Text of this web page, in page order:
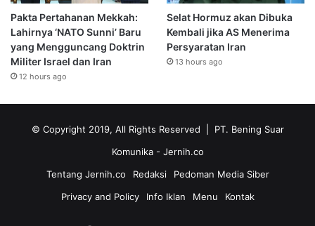
Pakta Pertahanan Mekkah:
Lahirnya ‘NATO Sunni’ Baru
yang Mengguncang Doktrin
Militer Israel dan Iran
12 hours ago
Selat Hormuz akan Dibuka
Kembali jika AS Menerima
Persyaratan Iran
13 hours ago
© Copyright 2019, All Rights Reserved | PT. Bening Suar
Komunika - Jernih.co
Tentang Jernih.co
Redaksi
Pedoman Media Siber
Privacy and Policy
Info Iklan Menu Kontak